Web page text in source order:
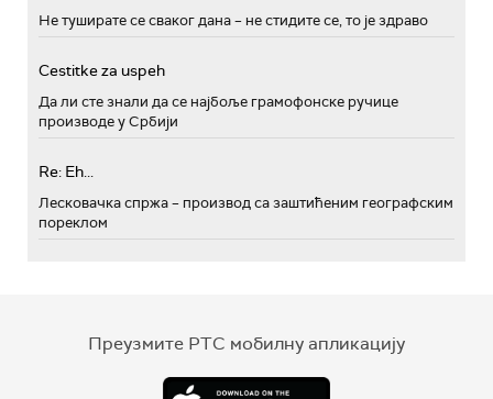
Не туширате се сваког дана – не стидите се, то је здраво
Cestitke za uspeh
Да ли сте знали да се најбоље грамофонске ручице
производе у Србији
Re: Eh...
Лесковачка спржа – производ са заштићеним географским
пореклом
Преузмите РТС мобилну апликацију